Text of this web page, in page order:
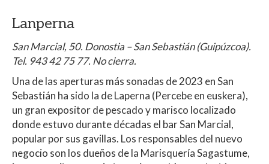
Lanperna
San Marcial, 50. Donostia – San Sebastián (Guipúzcoa).
Tel. 943 42 75 77. No cierra.
Una de las aperturas más sonadas de 2023 en San
Sebastián ha sido la de Laperna (Percebe en euskera),
un gran expositor de pescado y marisco localizado
donde estuvo durante décadas el bar San Marcial,
popular por sus gavillas. Los responsables del nuevo
negocio son los dueños de la Marisquería Sagastume,